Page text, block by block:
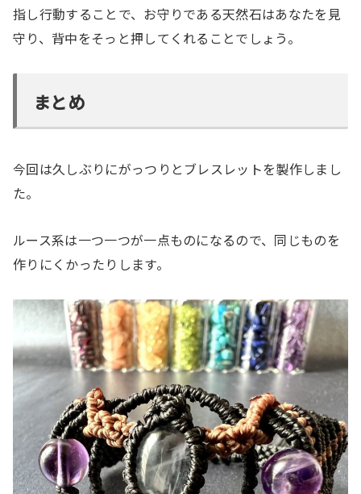
指し行動することで、お守りである天然石はあなたを見
守り、背中をそっと押してくれることでしょう。
まとめ
今回は久しぶりにがっつりとブレスレットを製作しまし
た。
ルース系は一つ一つが一点ものになるので、同じものを
作りにくかったりします。